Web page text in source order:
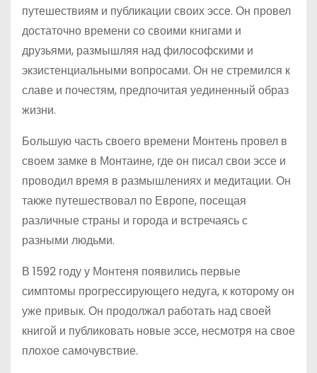
путешествиям и публикации своих эссе. Он провел
достаточно времени со своими книгами и
друзьями, размышляя над философскими и
экзистенциальными вопросами. Он не стремился к
славе и почестям, предпочитая уединенный образ
жизни.
Большую часть своего времени Монтень провел в
своем замке в Монтаине, где он писал свои эссе и
проводил время в размышлениях и медитации. Он
также путешествовал по Европе, посещая
различные страны и города и встречаясь с
разными людьми.
В 1592 году у Монтеня появились первые
симптомы прогрессирующего недуга, к которому он
уже привык. Он продолжал работать над своей
книгой и публиковать новые эссе, несмотря на свое
плохое самочувствие.